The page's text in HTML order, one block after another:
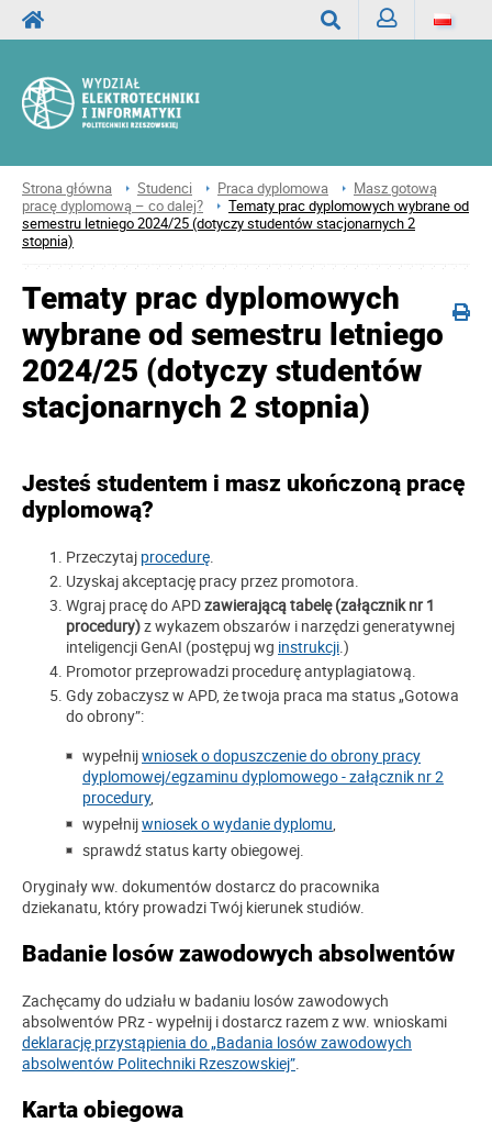
Strona główna Studenci Praca dyplomowa
Masz gotową
pracę dyplomową – co dalej?
Tematy prac dyplomowych wybrane od
semestru letniego 2024/25 (dotyczy studentów stacjonarnych 2
stopnia)
Tematy prac dyplomowych
wybrane od semestru letniego
2024/25 (dotyczy studentów
stacjonarnych 2 stopnia)
Jesteś studentem i masz ukończoną pracę
dyplomową?
Przeczytaj procedurę.
Uzyskaj akceptację pracy przez promotora.
Wgraj pracę do APDzawierającą tabelę (załącznik nr 1
procedury)z wykazem obszarów i narzędzi generatywnej
inteligencji GenAI (postępuj wg instrukcji.)
Promotor przeprowadzi procedurę antyplagiatową.
Gdy zobaczysz w APD, że twoja praca ma status „Gotowa
do obrony”:
wypełnijwniosek o dopuszczenie do obrony pracy
dyplomowej/egzaminu dyplomowego - załącznik nr 2
procedury,
wypełnijwniosek o wydanie dyplomu,
sprawdź status karty obiegowej.
Oryginały ww. dokumentów dostarcz do pracownika
dziekanatu, który prowadzi Twój kierunek studiów.
Badanie losów zawodowych absolwentów
Zachęcamy do udziału w badaniu losów zawodowych
absolwentów PRz - wypełnij i dostarcz razem z ww. wnioskami
deklarację przystąpienia do „Badania losów zawodowych
absolwentów Politechniki Rzeszowskiej”.
Karta obiegowa